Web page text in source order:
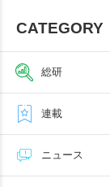
CATEGORY
総研
連載
ニュース